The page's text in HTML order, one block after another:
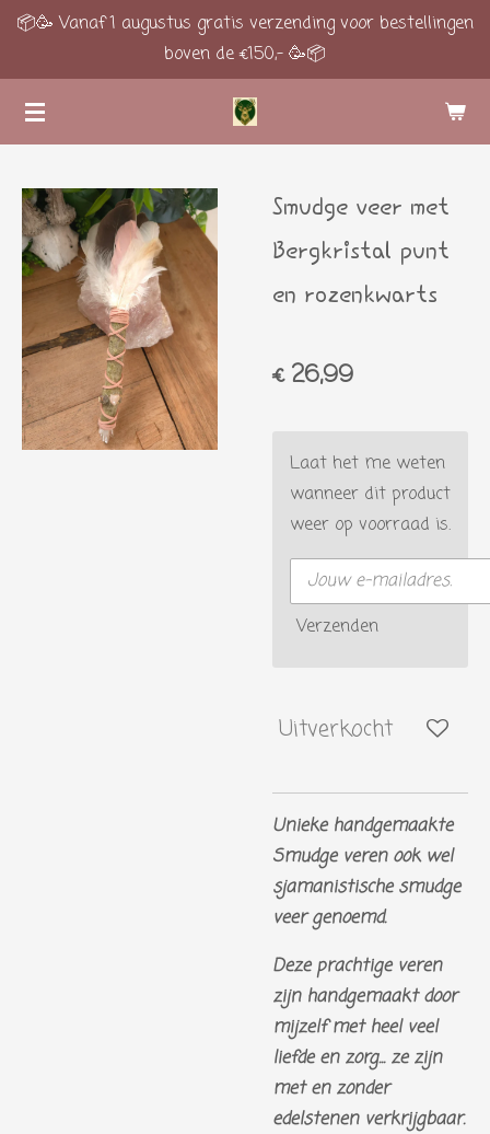
Ga
de
hoofdinhoud
📦🥳 Vanaf 1 augustus gratis verzending voor bestellingen
boven de €150,- 🥳📦
Smudge veer met
Bergkristal punt
en rozenkwarts
€ 26,99
Laat het me weten
wanneer dit product
weer op voorraad is.
Verzenden
Uitverkocht
Unieke handgemaakte
Smudge veren ook wel
sjamanistische smudge
veer genoemd.
Deze prachtige veren
zijn handgemaakt door
mijzelf met heel veel
liefde en zorg... ze zijn
met en zonder
edelstenen verkrijgbaar.